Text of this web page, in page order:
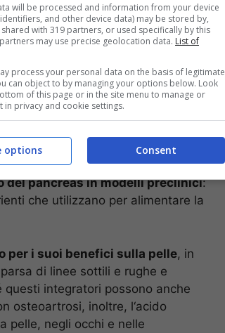
informazioni interessanti
nuove possibilità di cura. Il
del pancreas in modelli preclinici:
che utilizzano per alimentare la
per i suoi benefici sulla pelle, in
di linee sottili e rughe e
integratori possono anche
osteoartrosi, inoltre, l‘acido
pelle, negli occhi e nelle
will be processed and information from your device
and other device data) may be stored by,
with 319 partners, or used specifically by this
may use precise geolocation data. List of
process your personal data on the basis of legitimate
can object to by managing your options below. Look
of this page or in the site menu to manage or
in privacy and cookie settings.
Consent
options